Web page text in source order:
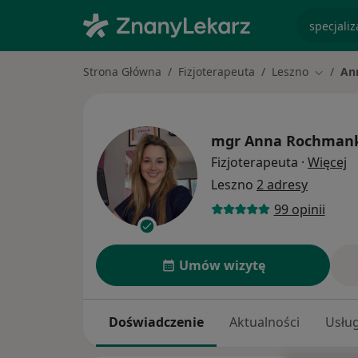
Strona Główna Fizjoterapeuta Leszno Zmień
mgr Anna
Fizjoterapeuta · Więcej
Leszno 2 adresy
99 opinii
Umów wizytę
Doświadczenie Aktualności